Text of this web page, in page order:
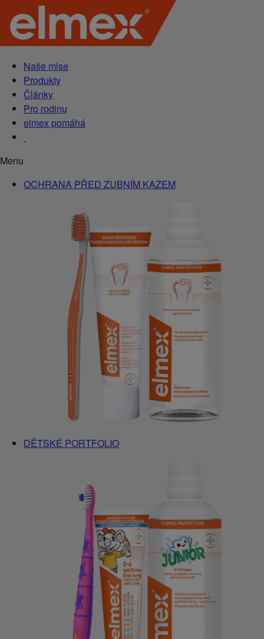
Naše mise
Produkty
Články
Pro rodinu
elmex pomáhá
Menu
OCHRANA PŘED ZUBNÍM KAZEM
DĚTSKÉ PORTFOLIO